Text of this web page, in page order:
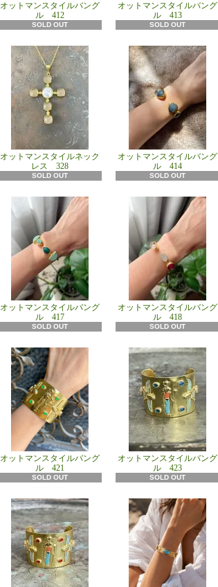
オットマンスタイルバング
ル 412
SOLD OUT
オットマンスタイルバング
ル 413
SOLD OUT
オットマンスタイルネック
レス 328
SOLD OUT
オットマンスタイルバング
ル 414
SOLD OUT
オットマンスタイルバング
ル 417
SOLD OUT
オットマンスタイルバング
ル 418
SOLD OUT
オットマンスタイルバング
ル 421
SOLD OUT
オットマンスタイルバング
ル 423
SOLD OUT